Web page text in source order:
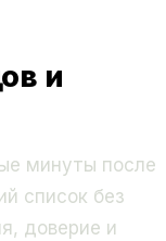
и
минуты после
список без
доверие и